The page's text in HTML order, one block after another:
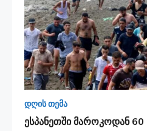
დღის თემა
ესპანეთში მა­რო­კო­დან